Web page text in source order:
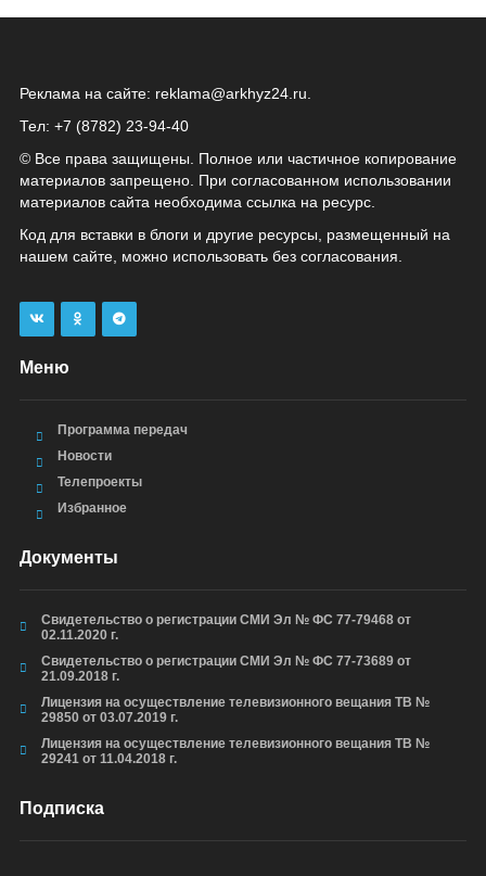
Реклама на сайте: reklama@arkhyz24.ru
Тел: +7 (8782) 23‑94‑40
© Все права защищены. Полное или частичное копирование
материалов запрещено. При согласованном использовании
материалов сайта необходима ссылка на ресурс.
Код для вставки в блоги и другие ресурсы, размещенный на
нашем сайте, можно использовать без согласования.
Меню
Программа передач
Новости
Телепроекты
Избранное
Документы
Свидетельство о регистрации СМИ Эл № ФС 77-79468 от
02.11.2020 г.
Свидетельство о регистрации СМИ Эл № ФС 77-73689 от
21.09.2018 г.
Лицензия на осуществление телевизионного вещания ТВ №
29850 от 03.07.2019 г.
Лицензия на осуществление телевизионного вещания ТВ №
29241 от 11.04.2018 г.
Подписка